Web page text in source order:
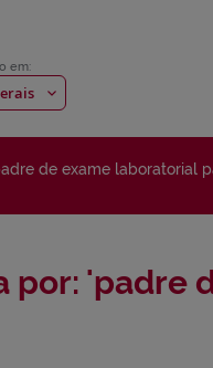
em:
de exame laboratorial
por: 'padre